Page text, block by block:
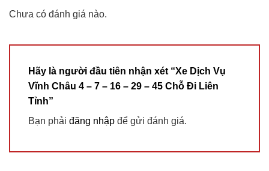
Chưa có đánh giá nào.
Hãy là người đầu tiên nhận xét “Xe Dịch Vụ
Vĩnh Châu 4 – 7 – 16 – 29 – 45 Chỗ Đi Liên
Tỉnh”
Bạn phải đăng nhập để gửi đánh giá.